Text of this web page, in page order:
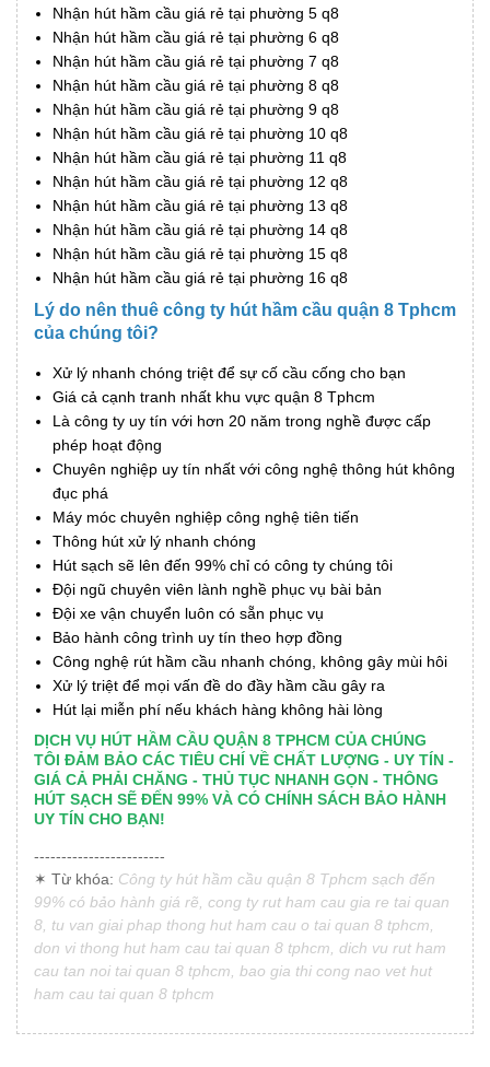
Nhận hút hầm cầu giá rẻ tại phường 5 q8
Nhận hút hầm cầu giá rẻ tại phường 6 q8
Nhận hút hầm cầu giá rẻ tại phường 7 q8
Nhận hút hầm cầu giá rẻ tại phường 8 q8
Nhận hút hầm cầu giá rẻ tại phường 9 q8
Nhận hút hầm cầu giá rẻ tại phường 10 q8
Nhận hút hầm cầu giá rẻ tại phường 11 q8
Nhận hút hầm cầu giá rẻ tại phường 12 q8
Nhận hút hầm cầu giá rẻ tại phường 13 q8
Nhận hút hầm cầu giá rẻ tại phường 14 q8
Nhận hút hầm cầu giá rẻ tại phường 15 q8
Nhận hút hầm cầu giá rẻ tại phường 16 q8
Lý do nên thuê công ty hút hầm cầu quận 8 Tphcm
của chúng tôi?
Xử lý nhanh chóng triệt để sự cố cầu cống cho bạn
Giá cả cạnh tranh nhất khu vực quận 8 Tphcm
Là công ty uy tín với hơn 20 năm trong nghề được cấp
phép hoạt động
Chuyên nghiệp uy tín nhất với công nghệ thông hút không
đục phá
Máy móc chuyên nghiệp công nghệ tiên tiến
Thông hút xử lý nhanh chóng
Hút sạch sẽ lên đến 99% chỉ có công ty chúng tôi
Đội ngũ chuyên viên lành nghề phục vụ bài bản
Đội xe vận chuyển luôn có sẵn phục vụ
Bảo hành công trình uy tín theo hợp đồng
Công nghệ rút hầm cầu nhanh chóng, không gây mùi hôi
Xử lý triệt để mọi vấn đề do đầy hầm cầu gây ra
Hút lại miễn phí nếu khách hàng không hài lòng
DỊCH VỤ HÚT HẦM CẦU QUẬN 8 TPHCM CỦA CHÚNG
TÔI ĐẢM BẢO CÁC TIÊU CHÍ VỀ CHẤT LƯỢNG - UY TÍN -
GIÁ CẢ PHẢI CHĂNG - THỦ TỤC NHANH GỌN - THÔNG
HÚT SẠCH SẼ ĐẾN 99% VÀ CÓ CHÍNH SÁCH BẢO HÀNH
UY TÍN CHO BẠN!
------------------------
✶ Từ khóa: Công ty hút hầm cầu quận 8 Tphcm sạch đến
99% có bảo hành giá rẽ, cong ty rut ham cau gia re tai quan
8, tu van giai phap thong hut ham cau o tai quan 8 tphcm,
don vi thong hut ham cau tai quan 8 tphcm, dich vu rut ham
cau tan noi tai quan 8 tphcm, bao gia thi cong nao vet hut
ham cau tai quan 8 tphcm